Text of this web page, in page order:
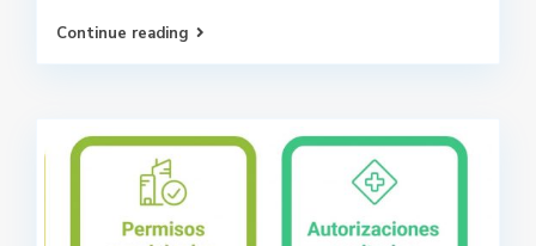
Continue reading